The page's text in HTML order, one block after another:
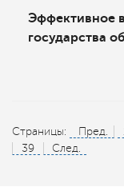
Эффективное
государства
Страницы: Пред.
39
След.